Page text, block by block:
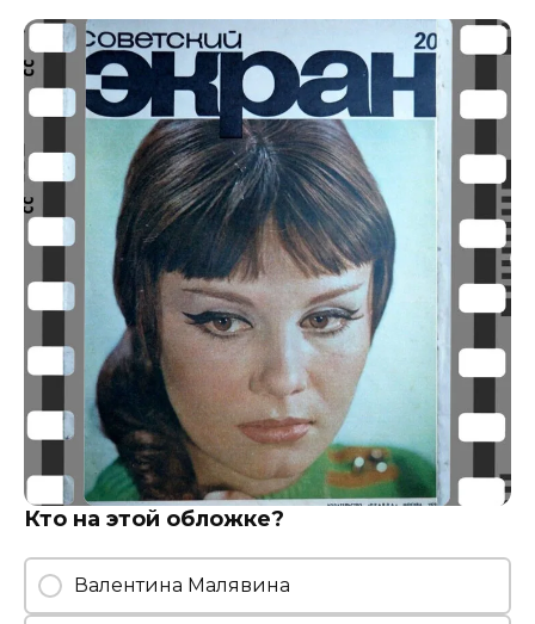
Кто на этой обложке?
Валентина Малявина